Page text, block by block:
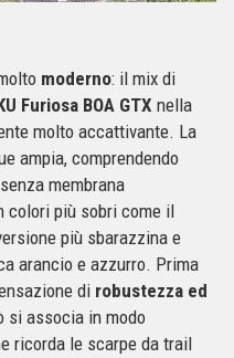
moderno: il mix di
Furiosa BOA GTX nella
molto accattivante. La
ampia, comprendendo
membrana
colori più sobri come il
più sbarazzina e
arancio e azzurro. Prima
di robustezza ed
si associa in modo
ricorda le scarpe da trail